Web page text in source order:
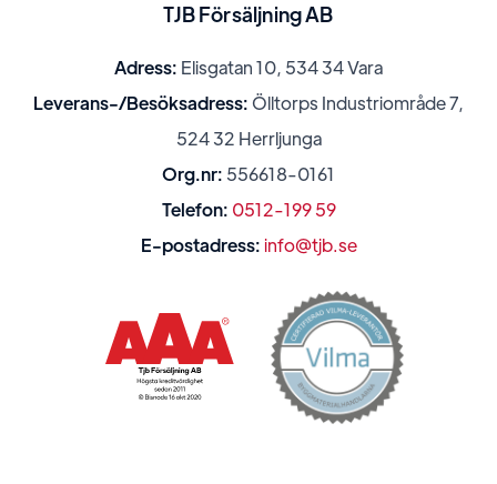
TJB Försäljning AB
Adress: Elisgatan 10, 534 34 Vara
Leverans-/Besöksadress: Ölltorps Industriområde 7,
524 32 Herrljunga
Org.nr: 556618-0161
Telefon: 0512-199 59
E-postadress: info@tjb.se